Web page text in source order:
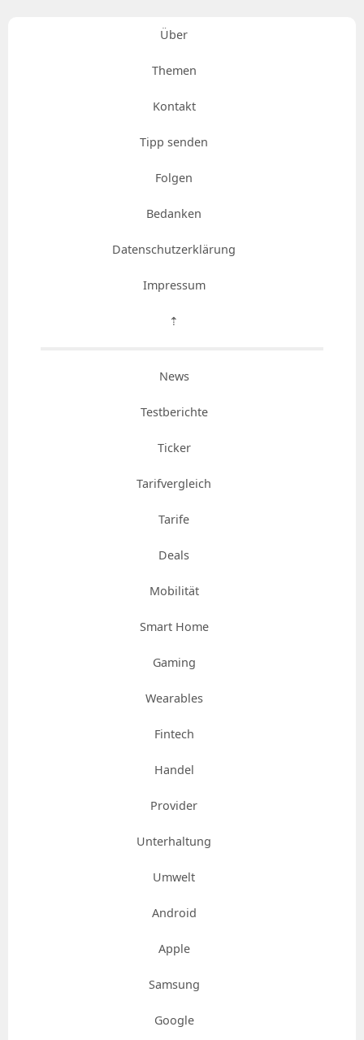
Über
Themen
Kontakt
Tipp senden
Folgen
Bedanken
Datenschutzerklärung
Impressum
⇡
News
Testberichte
Ticker
Tarifvergleich
Tarife
Deals
Mobilität
Smart Home
Gaming
Wearables
Fintech
Handel
Provider
Unterhaltung
Umwelt
Android
Apple
Samsung
Google